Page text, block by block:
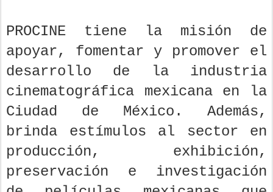
PROCINE tiene la misión de
apoyar, fomentar y promover el
desarrollo de la industria
cinematográfica mexicana en la
Ciudad de México. Además,
brinda estímulos al sector en
producción, exhibición,
preservación e investigación